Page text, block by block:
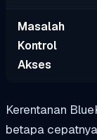
Masalah
Kontrol
Akses
Kerentanan
betapa